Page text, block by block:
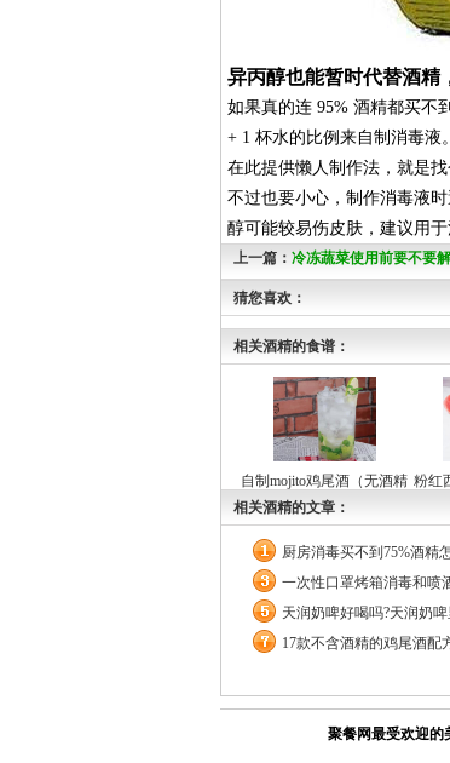
异丙醇也能暂时代替酒精
如果真的连 95% 酒精都买不
+ 1 杯水的比例来自制消毒液。
在此提供懒人制作法，就是
不过也要小心，制作消毒液
醇可能较易伤皮肤，建议用
上一篇： 冷冻蔬菜使用前要不要
错误整合
猜您喜欢：
相关酒精的食谱：
自制mojito鸡尾酒（无酒精
和有酒精随意切换）
粉红
相关酒精的文章：
厨房消毒买不到75%酒精
一次性口罩烤箱消毒和喷
天润奶啤好喝吗?天润奶
17款不含酒精的鸡尾酒配
聚餐网最受欢迎的